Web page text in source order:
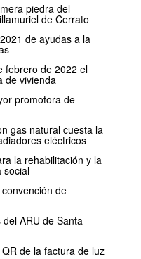
piedra del
de Cerrato
de ayudas a la
febrero de 2022 el
de vivienda
promotora de
gas natural cuesta la
eléctricos
la rehabilitación y la
social
de
ARU de Santa
de la factura de luz